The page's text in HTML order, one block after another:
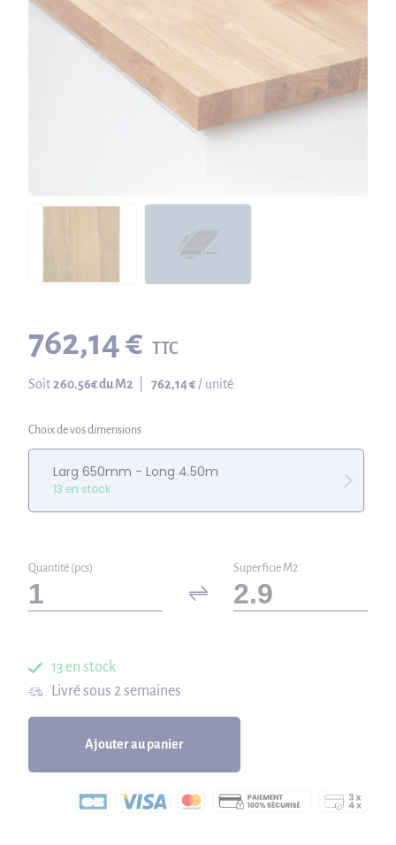
762,14 € TTC
Soit 260.56€ du M2 762,14 € / unité
Choix de vos dimensions
Larg 650mm - Long 4.50m
13 en stock
Quantité (pcs) Superficie M2
13 en stock
Livré sous 2 semaines
Ajouter au panier